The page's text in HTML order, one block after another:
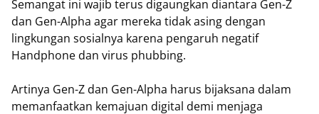
Semangat ini wajib terus digaungkan diantara Gen-Z
dan Gen-Alpha agar mereka tidak asing dengan
lingkungan sosialnya karena pengaruh negatif
Handphone dan virus phubbing.
Artinya Gen-Z dan Gen-Alpha harus bijaksana dalam
memanfaatkan kemajuan digital demi menjaga